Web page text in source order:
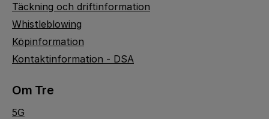
Täckning och driftinformation
Whistleblowing
Köpinformation
Kontaktinformation - DSA
Om Tre
5G